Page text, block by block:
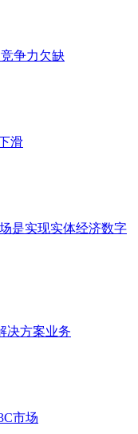
争力欠缺
滑
是实现实体经济数字
决方案业务
市场